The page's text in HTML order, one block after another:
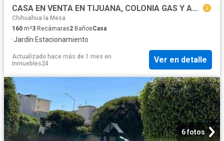
CASA EN VENTA EN TIJUANA, COLONIA GAS Y ANEXAS. CASA DE REMATE!
Chihuahua la Mesa
160 m²3 Recámaras2 BañosCasa
·Jardín·Estacionamiento
Actualizado hace más de 1 mes en
Inmuebles24
Ver en detalle
6 fotos